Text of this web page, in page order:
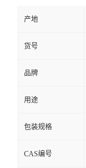
产地
货号
品牌
用途
包装规格
CAS编号